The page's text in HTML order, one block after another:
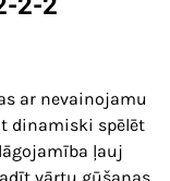
ar nevainojamu
dinamiski spēlēt
ļauj
vārtu gūšanas